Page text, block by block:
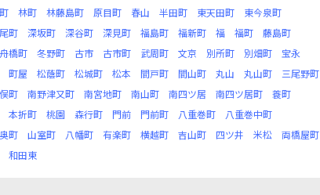
林町 林藤島町 原目町 春山 半田町 東天田町
東今泉町
町 深坂町 深谷町 深見町 福島町 福新町 福 福町
藤島町
舟橋町 冬野町 古市 古市町 武周町 文京 別所町 別畑町
宝永
町屋 松蔭町 松城町 松本 間戸町 間山町 丸山 丸山町
三尾野町
町 南野津又町 南宮地町 南山町 南四ツ居 南四ツ居町
蓑町
本折町 桃園 森行町 門前 門前町 八重巻町
八重巻中町
町 山室町 八幡町 有楽町 横越町 吉山町 四ツ井 米松
両橋屋町
和田東